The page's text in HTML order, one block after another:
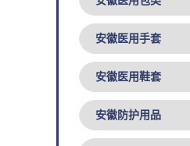
安徽医用手套
安徽医用鞋套
安徽防护用品